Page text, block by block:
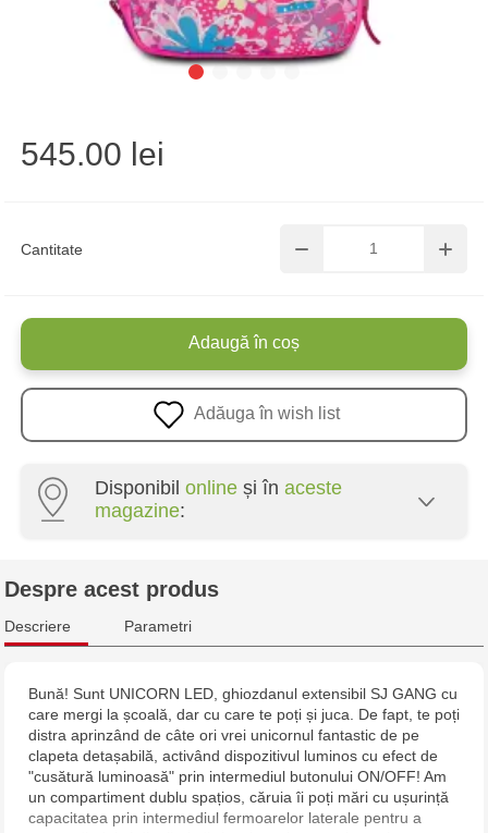
Cantitate
545.00 lei
Adaugă în coș
Adăuga în wish list
Disponibil online și în aceste
magazine:
Crafti Botanica - bd. Dacia, 49/14
Multistore Poșta Veche - str. Socoleni, 7
Multistore Centru - bd. Cantemir, 6
Crafti Comrat - str Pobeda,48
Despre acest produs
Descriere Parametri
Bună! Sunt UNICORN LED, ghiozdanul extensibil SJ GANG cu
care mergi la școală, dar cu care te poți și juca. De fapt, te poți
distra aprinzând de câte ori vrei unicornul fantastic de pe
clapeta detașabilă, activând dispozitivul luminos cu efect de
"cusătură luminoasă" prin intermediul butonului ON/OFF! Am
un compartiment dublu spațios, căruia îi poți mări cu ușurință
capacitatea prin intermediul fermoarelor laterale pentru a